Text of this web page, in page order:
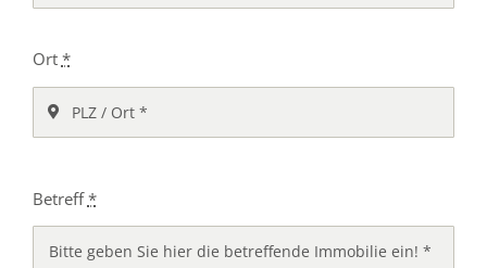
Ort *
Betreff*